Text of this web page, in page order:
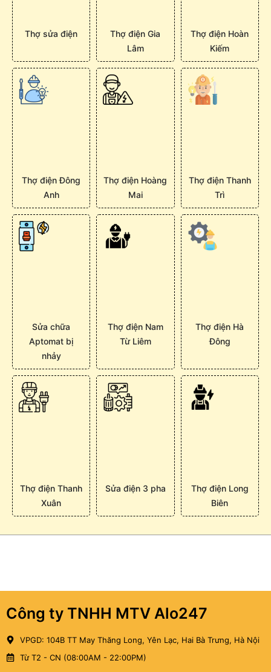
Thợ sửa điện
Thợ điện Gia
Lâm
Thợ điện Hoàn
Kiếm
Thợ điện Đông
Anh
Thợ điện Hoàng
Mai
Thợ điện Thanh
Trì
Sửa chữa
Aptomat bị
nhảy
Thợ điện Nam
Từ Liêm
Thợ điện Hà
Đông
Thợ điện Thanh
Xuân
Sửa điện 3 pha
Thợ điện Long
Biên
Công ty TNHH MTV Alo247
VPGD: 104B TT May Thăng Long, Yên Lạc, Hai Bà Trưng, Hà Nội
Từ T2 - CN (08:00AM - 22:00PM)